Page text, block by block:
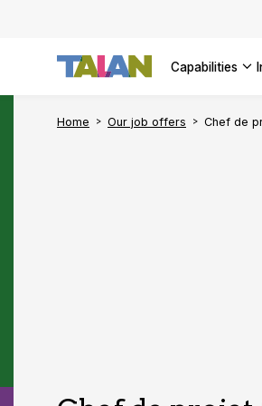
capabilities
Home Our job offers Chef de